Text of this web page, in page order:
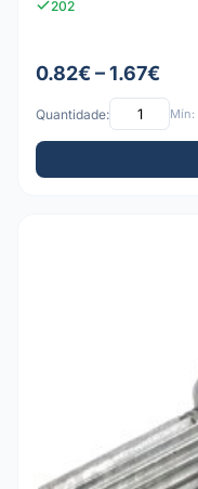
202
0.82€ – 1.67€
Quantidade: Mín: